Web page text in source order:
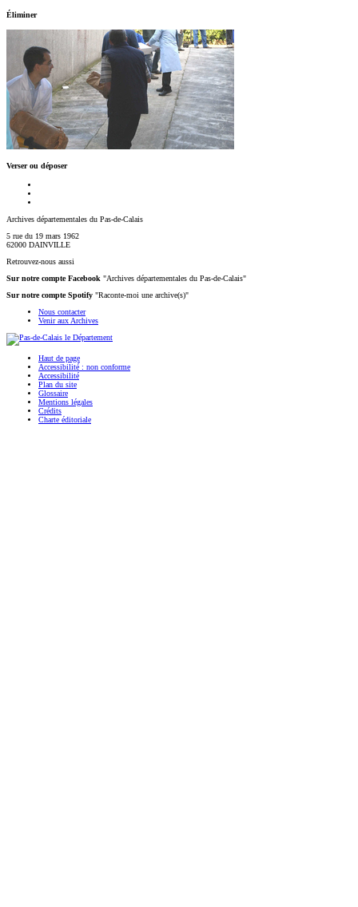
Éliminer
Verser ou déposer
Archives départementales du Pas-de-Calais
5 rue du 19 mars 1962
62000 DAINVILLE
Retrouvez-nous aussi
Sur notre compte Facebook "Archives départementales du Pas-de-Calais"
Sur notre compte Spotify "Raconte-moi une archive(s)"
Nous contacter
Venir aux Archives
Haut de page
Accessibilité : non conforme
Accessibilité
Plan du site
Glossaire
Mentions légales
Crédits
Charte éditoriale